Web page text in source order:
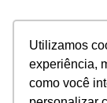
Utilizamos
experiência,
como você